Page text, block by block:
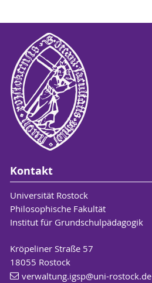
Kontakt
Universität Rostock
Philosophische Fakultät
Institut für Grundschulpädagogik
Kröpeliner Straße 57
18055 Rostock
verwaltung.igsp@uni-rostock.de